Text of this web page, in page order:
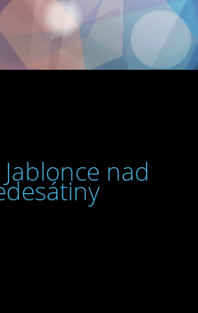
nad